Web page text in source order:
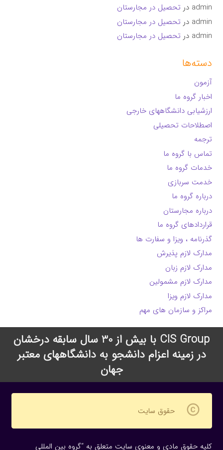
admin در تحصیل در مجارستان
admin در تحصیل در مجارستان
admin در تحصیل در مجارستان
دسته‌ها
آزمون
اخبار گروه ما
ارزشیابی دانشگاههای خارجی
اصطلاحات تحصیلی
ترجمه
تماس با گروه ما
خدمات گروه ما
خدمت سربازی
درباره گروه ما
درباره مجارستان
قراردادهای گروه ما
گذرنامه ، ویزا و سفارت ها
مدارک لازم پذیرش
مدارک لازم زبان
مدارک لازم مشمولین
مدارک لازم ویزا
مراکز و سازمان های مهم
CIS Group با بیش از 30 سال سابقه درخشان
در زمینه اعزام دانشجو به دانشگاههای معتبر
جهان
copyright حقوق سایت
کلیه حقوق مادی و معنوی سایت متعلق به “گروه بین المللی